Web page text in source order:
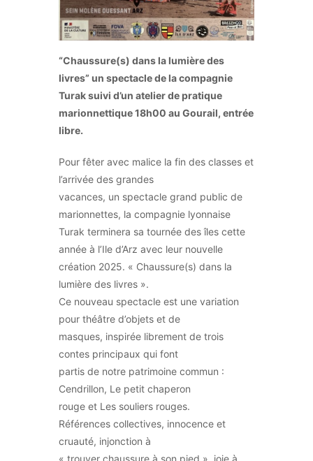
“Chaussure(s) dans la lumière des
livres” un spectacle de la compagnie
Turak suivi d’un atelier de pratique
marionnettique 18h00 au Gourail, entrée
libre.
Pour fêter avec malice la fin des classes et
l’arrivée des grandes
vacances, un spectacle grand public de
marionnettes, la compagnie lyonnaise
Turak terminera sa tournée des îles cette
année à l’Ile d’Arz avec leur nouvelle
création 2025. « Chaussure(s) dans la
lumière des livres ».
Ce nouveau spectacle est une variation
pour théâtre d’objets et de
masques, inspirée librement de trois
contes principaux qui font
partis de notre patrimoine commun :
Cendrillon, Le petit chaperon
rouge et Les souliers rouges.
Références collectives, innocence et
cruauté, injonction à
« trouver chaussure à son pied », joie à